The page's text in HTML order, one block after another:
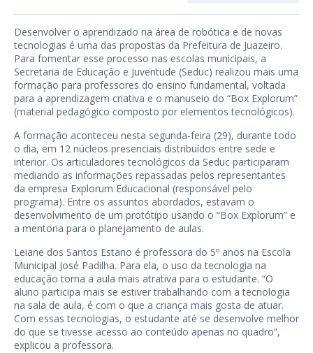
Desenvolver o aprendizado na área de robótica e de novas
tecnologias é uma das propostas da Prefeitura de Juazeiro.
Para fomentar esse processo nas escolas municipais, a
Secretaria de Educação e Juventude (Seduc) realizou mais uma
formação para professores do ensino fundamental, voltada
para a aprendizagem criativa e o manuseio do “Box Explorum”
(material pedagógico composto por elementos tecnológicos).
A formação aconteceu nesta segunda-feira (29), durante todo
o dia, em 12 núcleos presenciais distribuídos entre sede e
interior. Os articuladores tecnológicos da Seduc participaram
mediando as informações repassadas pelos representantes
da empresa Explorum Educacional (responsável pelo
programa). Entre os assuntos abordados, estavam o
desenvolvimento de um protótipo usando o “Box Explorum” e
a mentoria para o planejamento de aulas.
Leiane dos Santos Estano é professora do 5º anos na Escola
Municipal José Padilha. Para ela, o uso da tecnologia na
educação torna a aula mais atrativa para o estudante. “O
aluno participa mais se estiver trabalhando com a tecnologia
na sala de aula, é com o que a criança mais gosta de atuar.
Com essas tecnologias, o estudante até se desenvolve melhor
do que se tivesse acesso ao conteúdo apenas no quadro”,
explicou a professora.